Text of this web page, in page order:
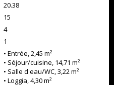
20.38
15
4
1
• Entrée, 2,45 m²
• Séjour/cuisine, 14,71 m²
• Salle d'eau/WC, 3,22 m²
• Loggia, 4,30 m²